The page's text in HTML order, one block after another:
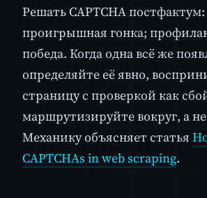
Решать CAPTCHA постфактум:
проигрышная гонка;
победа. Когда одна всё же
определяйте её явно,
страницу с проверкой как
маршрутизируйте вокруг, а
Механику объясняет статья
CAPTCHAs in web scraping.